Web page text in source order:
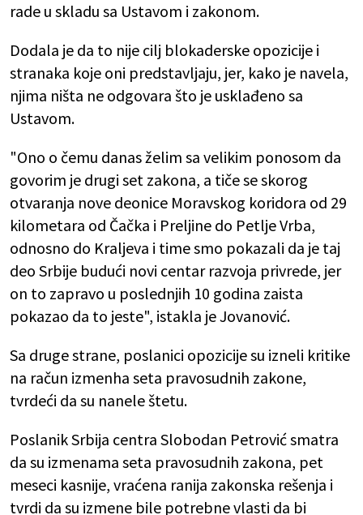
rade u skladu sa Ustavom i zakonom.
Dodala je da to nije cilj blokaderske opozicije i
stranaka koje oni predstavljaju, jer, kako je navela,
njima ništa ne odgovara što je usklađeno sa
Ustavom.
"Ono o čemu danas želim sa velikim ponosom da
govorim je drugi set zakona, a tiče se skorog
otvaranja nove deonice Moravskog koridora od 29
kilometara od Čačka i Preljine do Petlje Vrba,
odnosno do Kraljeva i time smo pokazali da je taj
deo Srbije budući novi centar razvoja privrede, jer
on to zapravo u poslednjih 10 godina zaista
pokazao da to jeste", istakla je Jovanović.
Sa druge strane, poslanici opozicije su izneli kritike
na račun izmenha seta pravosudnih zakone,
tvrdeći da su nanele štetu.
Poslanik Srbija centra Slobodan Petrović smatra
da su izmenama seta pravosudnih zakona, pet
meseci kasnije, vraćena ranija zakonska rešenja i
tvrdi da su izmene bile potrebne vlasti da bi